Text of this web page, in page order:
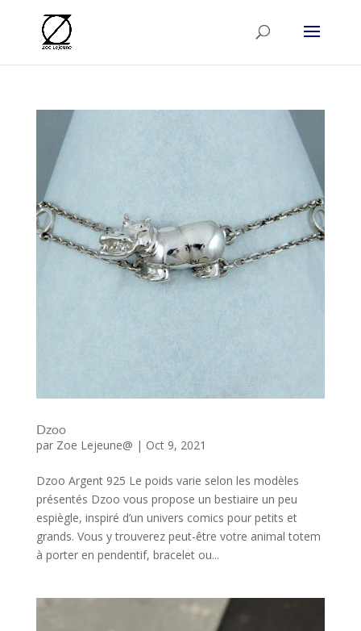
Dzoo
par Zoe Lejeune@ | Oct 9, 2021
Dzoo Argent 925 Le poids varie selon les modèles
présentés Dzoo vous propose un bestiaire un peu
espiègle, inspiré d’un univers comics pour petits et
grands. Vous y trouverez peut-être votre animal totem
à porter en pendentif, bracelet ou...